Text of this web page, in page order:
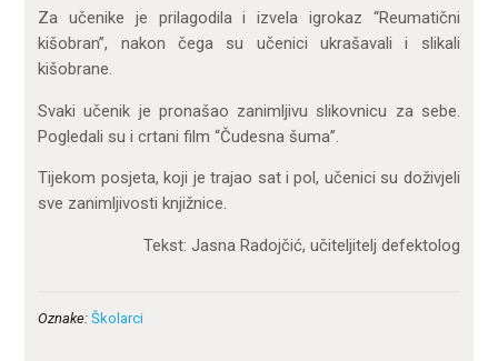
Za učenike je prilagodila i izvela igrokaz “Reumatični
kišobran”, nakon čega su učenici ukrašavali i slikali
kišobrane.
Svaki učenik je pronašao zanimljivu slikovnicu za sebe.
Pogledali su i crtani film “Čudesna šuma”.
Tijekom posjeta, koji je trajao sat i pol, učenici su doživjeli
sve zanimljivosti knjižnice.
Tekst: Jasna Radojčić, učiteljitelj defektolog
Oznake: Školarci